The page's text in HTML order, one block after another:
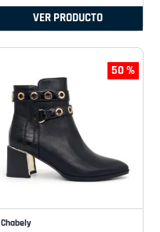
VER PRODUCTO
50 %
Chabely